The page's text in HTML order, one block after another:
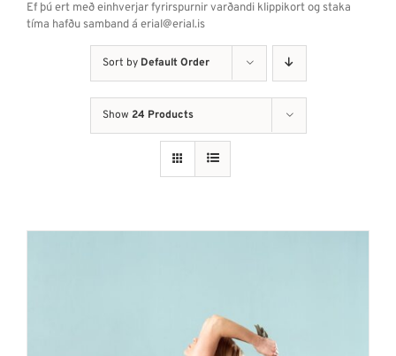
Ef þú ert með einhverjar fyrirspurnir varðandi klippikort og staka
tíma hafðu samband á erial@erial.is
Sort by Default Order
Show 24 Products